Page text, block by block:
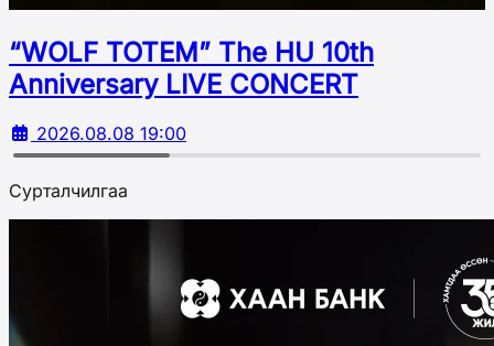
“WOLF TOTEM” The HU 10th
Аnniversary LIVE CONCERT
2026.08.08 19:00
Сурталчилгаа